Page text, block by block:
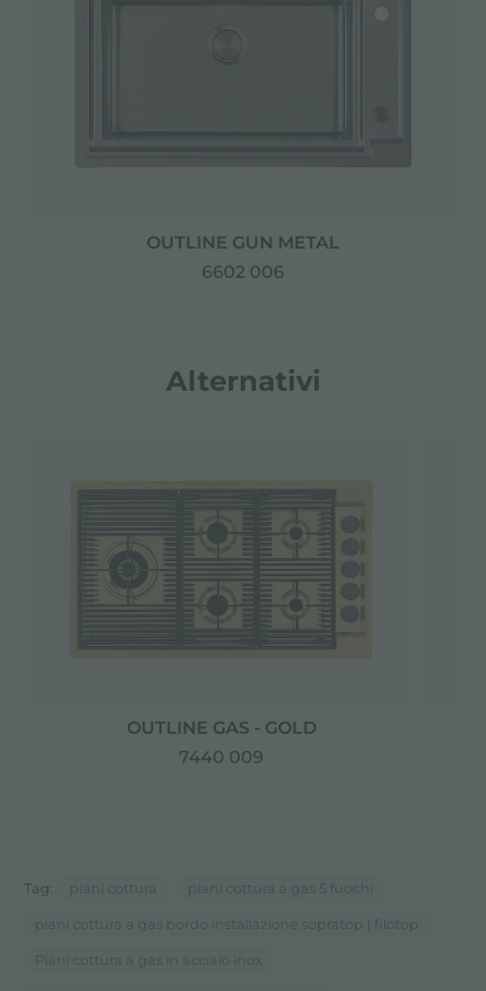
OUTLINE GUN METAL
6602 006
Alternativi
OUTLINE GAS - GOLD
7440 009
Tag: piani cottura piani cottura a gas 5 fuochi
piani cottura a gas bordo installazione sopratop | filotop
Piani cottura a gas in acciaio inox